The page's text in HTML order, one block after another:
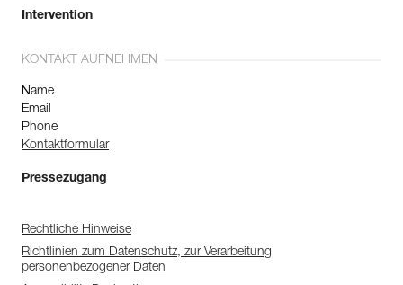
Intervention
KONTAKT AUFNEHMEN
Name
Email
Phone
Kontaktformular
Pressezugang
Rechtliche Hinweise
Richtlinien zum Datenschutz, zur Verarbeitung
personenbezogener Daten